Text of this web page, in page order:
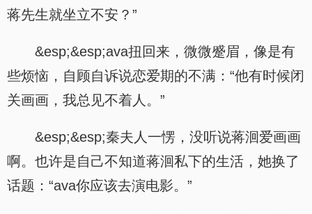
蒋先生就坐立不安？”
&esp;&esp;ava扭回来，微微蹙眉，像是有
些烦恼，自顾自诉说恋爱期的不满：“他有时候闭
关画画，我总见不着人。”
&esp;&esp;秦夫人一愣，没听说蒋洄爱画画
啊。也许是自己不知道蒋洄私下的生活，她换了
话题：“ava你应该去演电影。”